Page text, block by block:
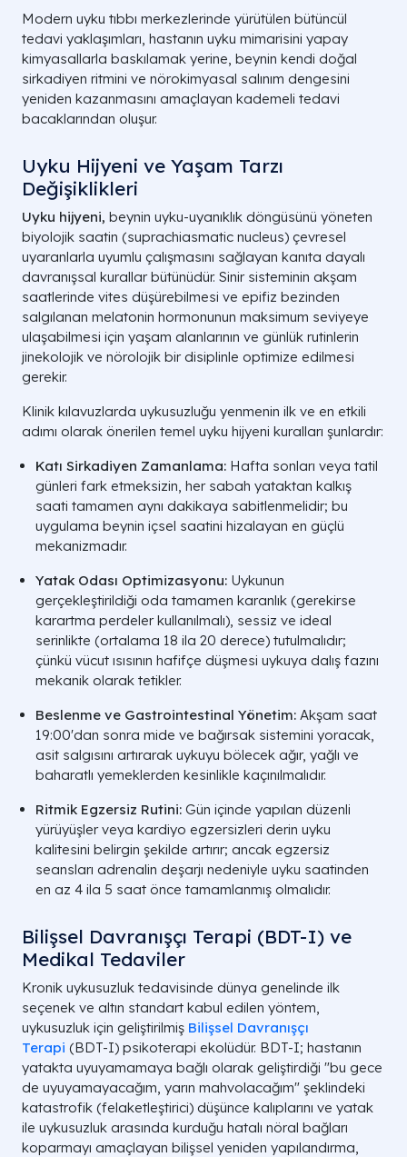
Modern uyku tıbbı merkezlerinde yürütülen bütüncül
tedavi yaklaşımları, hastanın uyku mimarisini yapay
kimyasallarla baskılamak yerine, beynin kendi doğal
sirkadiyen ritmini ve nörokimyasal salınım dengesini
yeniden kazanmasını amaçlayan kademeli tedavi
bacaklarından oluşur.
Uyku Hijyeni ve Yaşam Tarzı
Değişiklikleri
Uyku hijyeni, beynin uyku-uyanıklık döngüsünü yöneten
biyolojik saatin (suprachiasmatic nucleus) çevresel
uyaranlarla uyumlu çalışmasını sağlayan kanıta dayalı
davranışsal kurallar bütünüdür. Sinir sisteminin akşam
saatlerinde vites düşürebilmesi ve epifiz bezinden
salgılanan melatonin hormonunun maksimum seviyeye
ulaşabilmesi için yaşam alanlarının ve günlük rutinlerin
jinekolojik ve nörolojik bir disiplinle optimize edilmesi
gerekir.
Klinik kılavuzlarda uykusuzluğu yenmenin ilk ve en etkili
adımı olarak önerilen temel uyku hijyeni kuralları şunlardır:
Katı Sirkadiyen Zamanlama: Hafta sonları veya tatil
günleri fark etmeksizin, her sabah yataktan kalkış
saati tamamen aynı dakikaya sabitlenmelidir; bu
uygulama beynin içsel saatini hizalayan en güçlü
mekanizmadır.
Yatak Odası Optimizasyonu: Uykunun
gerçekleştirildiği oda tamamen karanlık (gerekirse
karartma perdeler kullanılmalı), sessiz ve ideal
serinlikte (ortalama 18 ila 20 derece) tutulmalıdır;
çünkü vücut ısısının hafifçe düşmesi uykuya dalış fazını
mekanik olarak tetikler.
Beslenme ve Gastrointestinal Yönetim: Akşam saat
19:00'dan sonra mide ve bağırsak sistemini yoracak,
asit salgısını artırarak uykuyu bölecek ağır, yağlı ve
baharatlı yemeklerden kesinlikle kaçınılmalıdır.
Ritmik Egzersiz Rutini: Gün içinde yapılan düzenli
yürüyüşler veya kardiyo egzersizleri derin uyku
kalitesini belirgin şekilde artırır; ancak egzersiz
seansları adrenalin deşarjı nedeniyle uyku saatinden
en az 4 ila 5 saat önce tamamlanmış olmalıdır.
Bilişsel Davranışçı Terapi (BDT-I) ve
Medikal Tedaviler
Kronik uykusuzluk tedavisinde dünya genelinde ilk
seçenek ve altın standart kabul edilen yöntem,
uykusuzluk için geliştirilmiş Bilişsel Davranışçı
Terapi (BDT-I) psikoterapi ekolüdür. BDT-I; hastanın
yatakta uyuyamamaya bağlı olarak geliştirdiği "bu gece
de uyuyamayacağım, yarın mahvolacağım" şeklindeki
katastrofik (felaketleştirici) düşünce kalıplarını ve yatak
ile uykusuzluk arasında kurduğu hatalı nöral bağları
koparmayı amaçlayan bilişsel yeniden yapılandırma,